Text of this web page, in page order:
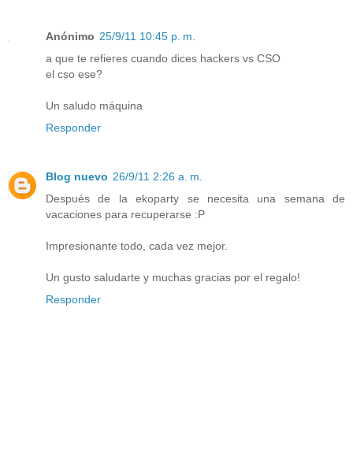
Anónimo 25/9/11 10:45 p. m.
a que te refieres cuando dices hackers vs CSO
el cso ese?
Un saludo máquina
Responder
Blog nuevo 26/9/11 2:26 a. m.
Después de la ekoparty se necesita una semana de
vacaciones para recuperarse :P
Impresionante todo, cada vez mejor.
Un gusto saludarte y muchas gracias por el regalo!
Responder